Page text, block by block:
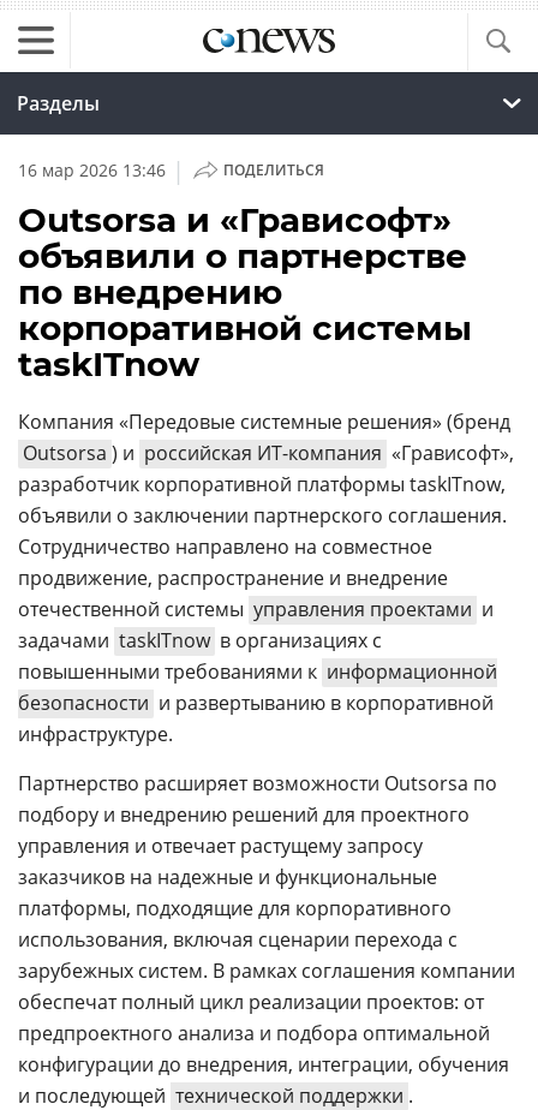
Разделы
16 мар 2026 13:46 | ПОДЕЛИТЬСЯ
Outsorsa и «Грависофт»
объявили о партнерстве
по внедрению
корпоративной системы
taskITnow
Компания «Передовые системные решения» (бренд
Outsorsa ) и российская ИТ-компания «Грависофт»,
разработчик корпоративной платформы taskITnow,
объявили о заключении партнерского соглашения.
Сотрудничество направлено на совместное
продвижение, распространение и внедрение
отечественной системы управления проектами и
задачами taskITnow в организациях с
повышенными требованиями к информационной
безопасности и развертыванию в корпоративной
инфраструктуре.
Партнерство расширяет возможности Outsorsa по
подбору и внедрению решений для проектного
управления и отвечает растущему запросу
заказчиков на надежные и функциональные
платформы, подходящие для корпоративного
использования, включая сценарии перехода с
зарубежных систем. В рамках соглашения компании
обеспечат полный цикл реализации проектов: от
предпроектного анализа и подбора оптимальной
конфигурации до внедрения, интеграции, обучения
и последующей технической поддержки .